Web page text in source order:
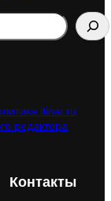
itinai.ru
редактора
Контакты